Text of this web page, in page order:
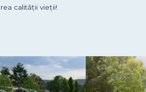
calității vieții!